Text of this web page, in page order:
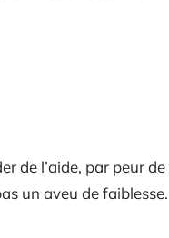
de l’aide, par peur
un aveu de